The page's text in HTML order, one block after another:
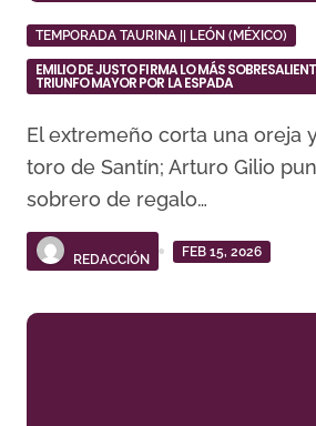
TEMPORADA TAURINA || LEÓN (MÉXICO)
EMILIO DE JUSTO FIRMA LO MÁS
TRIUNFO MAYOR POR LA ESPADA
El extremeño corta una oreja y cuaja al mejor
toro de Santín; Arturo Gilio
sobrero de regalo…
REDACCIÓN
FEB 15, 2026